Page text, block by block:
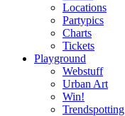
Locations
Partypics
Charts
Tickets
Playground
Webstuff
Urban Art
Win!
Trendspotting